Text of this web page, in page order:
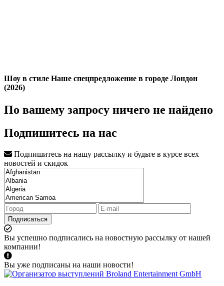
Шоу в стиле Наше спецпредложение в городе Лондон
(2026)
По вашему запросу ничего не найдено
Подпишитесь на нас
Подпишитесь на нашу рассылку и будьте в курсе всех
новостей и скидок
Подписаться
Вы успешно подписались на новостную рассылку от нашей
компании!
Вы уже подписаны на наши новости!